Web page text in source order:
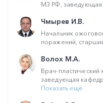
МЗ РФ, заведующая
Чмырев И.В.
Начальник
поражений,
Волох М.А.
Врач-пластический
заведующая
Показать ещё